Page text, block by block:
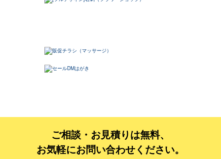
ご相談・お見積りは無料、
お気軽にお問い合わせください。